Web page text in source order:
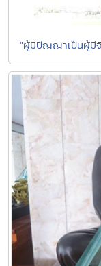
"ผู้มีปัญญาเป็นผู้มี